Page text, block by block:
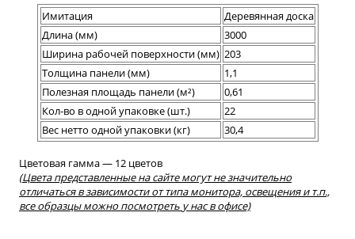
Имитация
Деревянная доска
Длина (мм)
3000
Ширина рабочей поверхности (мм) 203
Толщина панели (мм)
1,1
Полезная площадь панели (м²)
0,61
Кол-во в одной упаковке (шт.)
22
Вес нетто одной упаковки (кг)
30,4
Цветовая гамма — 12 цветов
(Цвета представленные на сайте могут не значительно
отличатьсяв зависимости от типа монитора, освещения и т.п.,
все образцы можно посмотреть у нас в офисе)